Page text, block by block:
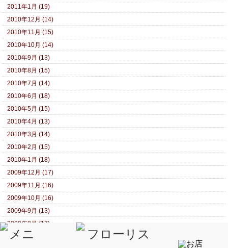
2011年1月 (19)
2010年12月 (14)
2010年11月 (15)
2010年10月 (14)
2010年9月 (13)
2010年8月 (15)
2010年7月 (14)
2010年6月 (18)
2010年5月 (15)
2010年4月 (13)
2010年3月 (14)
2010年2月 (15)
2010年1月 (18)
2009年12月 (17)
2009年11月 (16)
2009年10月 (16)
2009年9月 (13)
2009年8月 (17)
2009年7月 (20)